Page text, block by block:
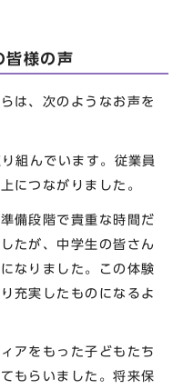
皆様の声
は、次のようなお声を
組んでいます。従業員
につながりました。
備段階で貴重な時間だ
たが、中学生の皆さん
なりました。この体験
充実したものになるよ
アをもった子どもたち
もらいました。将来保